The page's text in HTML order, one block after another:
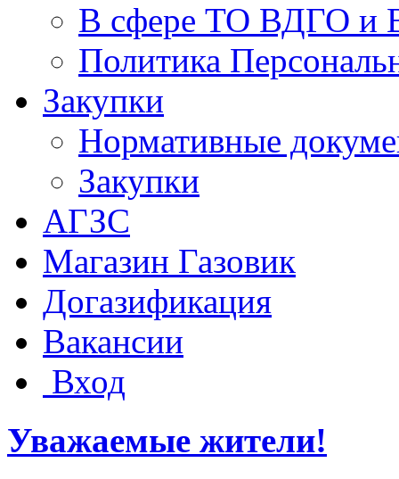
В сфере ТО ВДГО и
Политика
Закупки
Нормативные
Закупки
АГЗС
Магазин Газовик
Догазификация
Вакансии
Вход
Уважаемые жители!